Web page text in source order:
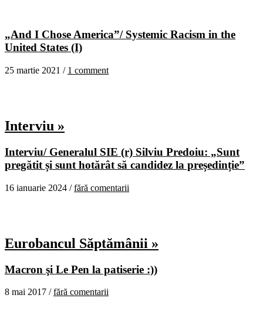
„And I Chose America”/ Systemic Racism in the
United States (I)
25 martie 2021 / 1 comment
Interviu »
Interviu/ Generalul SIE (r) Silviu Predoiu: „Sunt
pregătit și sunt hotărât să candidez la președinție”
16 ianuarie 2024 /fără comentarii
Eurobancul Săptămânii »
Macron şi Le Pen la patiserie :))
8 mai 2017 /fără comentarii